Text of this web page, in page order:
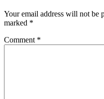
Your email address will not be
marked *
Comment *